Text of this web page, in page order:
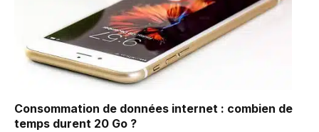
Consommation de données internet : combien de
temps durent 20 Go ?